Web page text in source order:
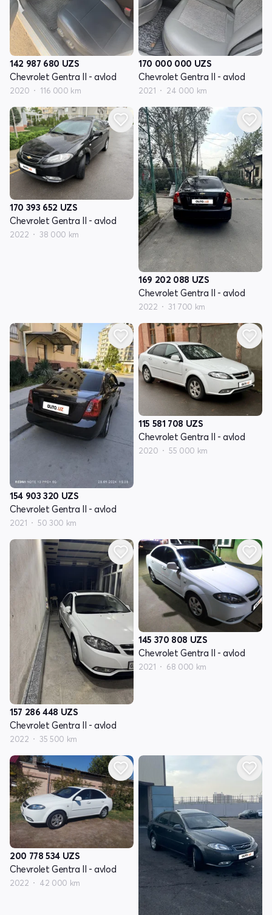
142 987 680 UZS
Chevrolet Gentra II - avlod
2020 116 000 km
170 000 000 UZS
Chevrolet Gentra II - avlod
2021 24 000 km
170 393 652 UZS
Chevrolet Gentra II - avlod
2022 38 000 km
169 202 088 UZS
Chevrolet Gentra II - avlod
2022 31 700 km
154 903 320 UZS
Chevrolet Gentra II - avlod
2021 50 300 km
115 581 708 UZS
Chevrolet Gentra II - avlod
2020 55 000 km
157 286 448 UZS
Chevrolet Gentra II - avlod
2022 35 500 km
145 370 808 UZS
Chevrolet Gentra II - avlod
2021 68 000 km
200 778 534 UZS
Chevrolet Gentra II - avlod
2022 42 000 km